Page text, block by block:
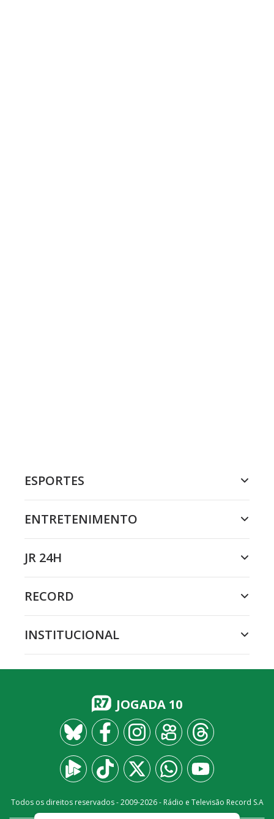
ESPORTES
ENTRETENIMENTO
JR 24H
RECORD
INSTITUCIONAL
JOGADA 10
Todos os direitos reservados - 2009-2026- Rádio e Televisão Record S.A